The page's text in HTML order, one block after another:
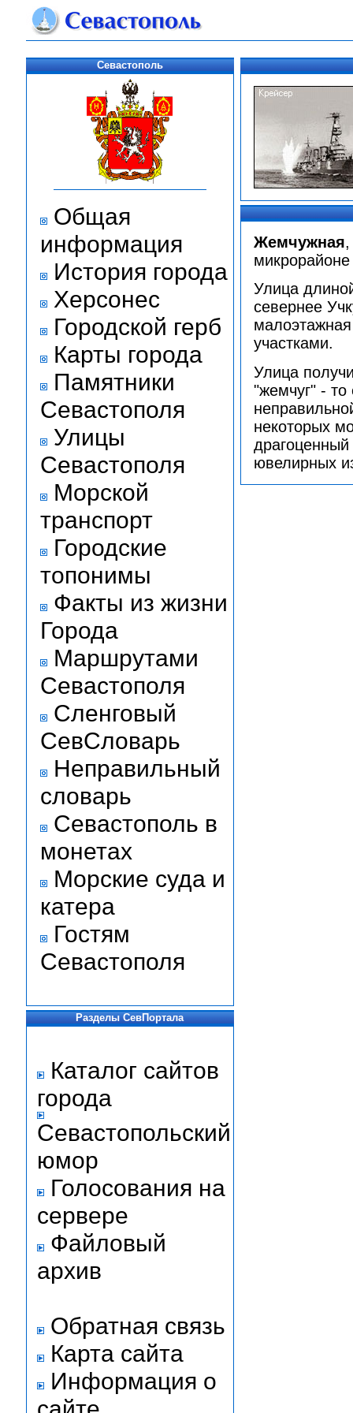
Севастополь
Общая
информация
История города
Херсонес
Городской герб
Карты города
Памятники
Севастополя
Улицы
Севастополя
Морской
транспорт
Городские
топонимы
Факты из жизни
Города
Маршрутами
Севастополя
Сленговый
СевСловарь
Неправильный
словарь
Севастополь в
монетах
Морские суда и
катера
Гостям
Севастополя
Разделы СевПортала
Каталог сайтов
города
Севастопольский
юмор
Голосования на
сервере
Файловый
архив
Обратная связь
Карта сайта
Информация о
Жемчужная
Улица
севернее
участками.
Улица
"жемчуг" - то
некоторых
драгоценный
ювелирных